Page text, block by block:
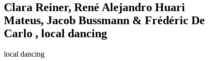
Clara Reiner, René Alejandro Huari
Mateus, Jacob Bussmann & Frédéric De
Carlo , local dancing
local dancing